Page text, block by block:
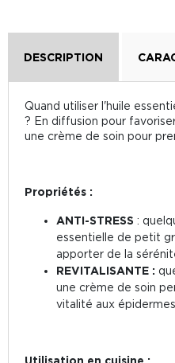
DESCRIPTION
Quand utiliser l'huile
? En diffusion pour
une crème de soin pour
Propriétés :
ANTI-STRESS :
essentielle de petit
apporter de la
REVITALISANTE :
une crème de soin
vitalité aux
Utilisation en cuisine :